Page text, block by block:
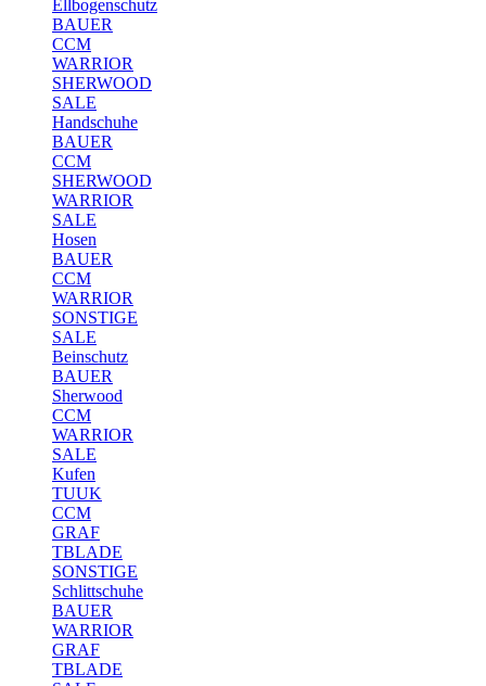
Ellbogenschutz
BAUER
CCM
WARRIOR
SHERWOOD
SALE
Handschuhe
BAUER
CCM
SHERWOOD
WARRIOR
SALE
Hosen
BAUER
CCM
WARRIOR
SONSTIGE
SALE
Beinschutz
BAUER
Sherwood
CCM
WARRIOR
SALE
Kufen
TUUK
CCM
GRAF
TBLADE
SONSTIGE
Schlittschuhe
BAUER
WARRIOR
GRAF
TBLADE